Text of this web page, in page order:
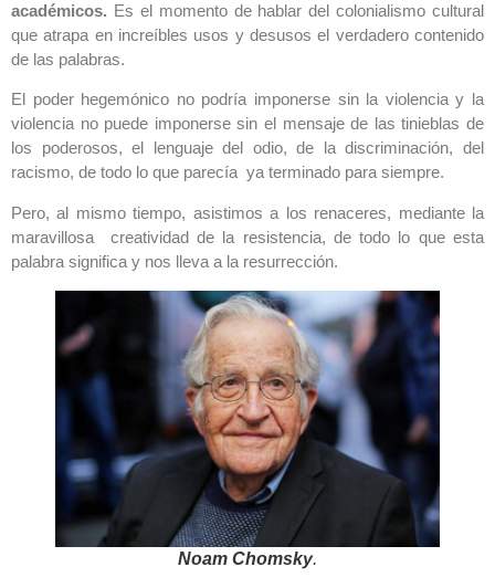
académicos. Es el momento de hablar del colonialismo cultural
que atrapa en increíbles usos y desusos el verdadero contenido
de las palabras.
El poder hegemónico no podría imponerse sin la violencia y la
violencia no puede imponerse sin el mensaje de las tinieblas de
los poderosos, el lenguaje del odio, de la discriminación, del
racismo, de todo lo que parecía ya terminado para siempre.
Pero, al mismo tiempo, asistimos a los renaceres, mediante la
maravillosa creatividad de la resistencia, de todo lo que esta
palabra significa y nos lleva a la resurrección.
Noam Chomsky.